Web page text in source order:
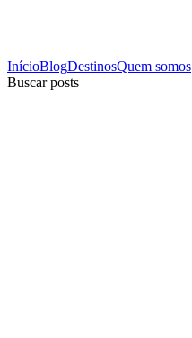
InícioBlogDestinosQuem somos
Buscar posts